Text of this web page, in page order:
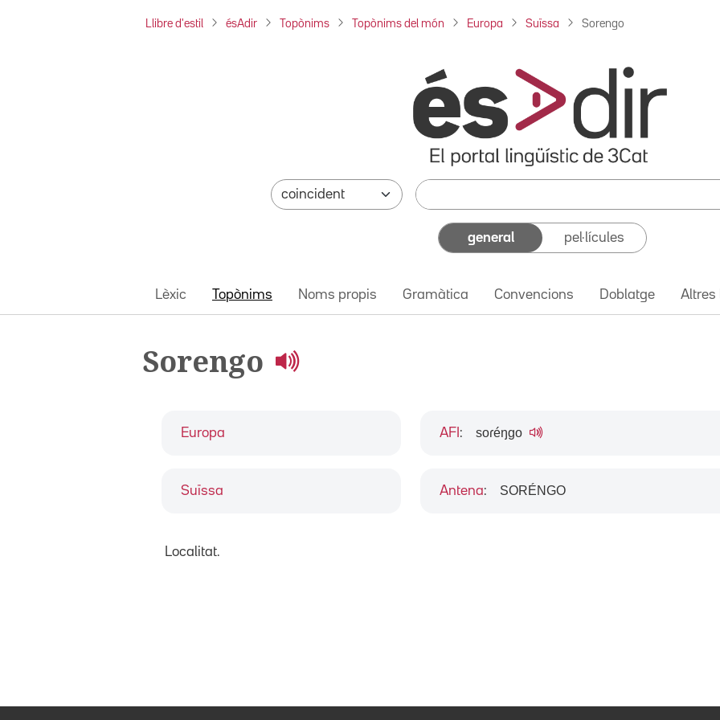
Llibre d'estil ésAdir Topònims Topònims del món Europa Suïssa Sorengo
general pel·lícules
Lèxic Topònims Noms propis Gramàtica Convencions Doblatge Altres
Sorengo
Europa
Suïssa
AFI : soɾéŋgo
Antena: SORÉNGO
Localitat.